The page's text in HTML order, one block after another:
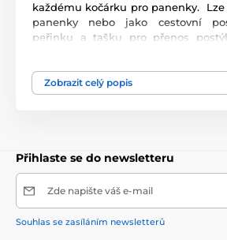
každému kočárku pro panenky.
panenky nebo jako cestovní
peřinku a tašku pro přenos
45 cm.
Doplňky pro panenky
Zobrazit celý popis
Přihlaste se do newsletteru
Zde napište váš e-mail
Souhlas se zasíláním newsletterů